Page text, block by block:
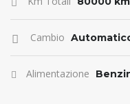
Cambio
Alimentazione